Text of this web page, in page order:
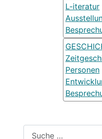
L-iteratur
Personen